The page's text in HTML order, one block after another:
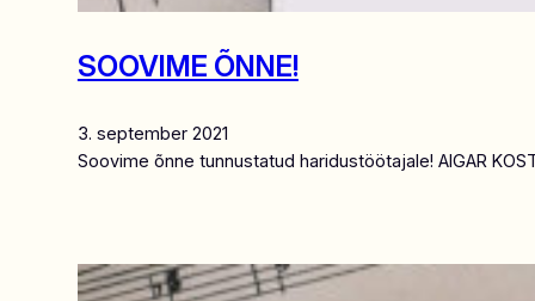
SOOVIME ÕNNE!
3. september 2021
Soovime õnne tunnustatud haridustöötajale! AIGAR